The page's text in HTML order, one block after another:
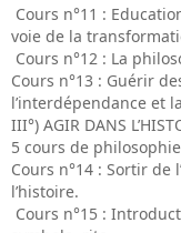
Cours n°11 :
voie de la
Cours n°12 : La
Cours n°13 : Guérir
l’interdépendance et
III°) AGIR DANS
5 cours de
Cours n°14 : Sortir de
l’histoire.
Cours n°15 :